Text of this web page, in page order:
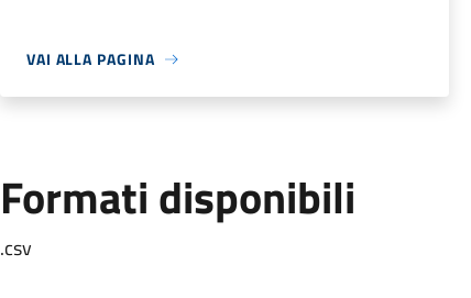
VAI ALLA PAGINA
Formati disponibili
.csv